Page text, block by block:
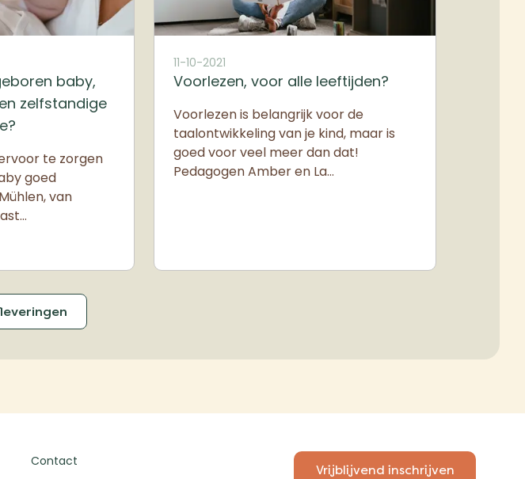
baby,
zelfstandige
te zorgen
goed
van
11-10-2021
Voorlezen, voor alle leeftijden?
Voorlezen is belangrijk voor de
taalontwikkeling van je kind, maar is
goed voor veel meer dan dat!
Pedagogen Amber en La…
Contact
Vrijblijvend inschrijven